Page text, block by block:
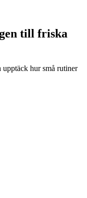
till friska
hur små rutiner